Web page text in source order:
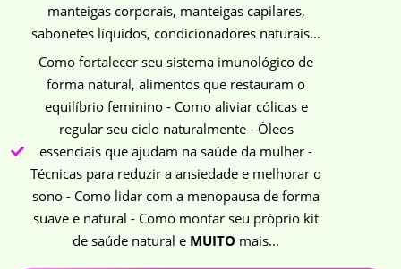
manteigas corporais, manteigas capilares,
sabonetes líquidos, condicionadores naturais...
Como fortalecer seu sistema imunológico de
forma natural, alimentos que restauram o
equilíbrio feminino - Como aliviar cólicas e
regular seu ciclo naturalmente - Óleos
essenciais que ajudam na saúde da mulher -
Técnicas para reduzir a ansiedade e melhorar o
sono - Como lidar com a menopausa de forma
suave e natural - Como montar seu próprio kit
de saúde natural e MUITO mais...